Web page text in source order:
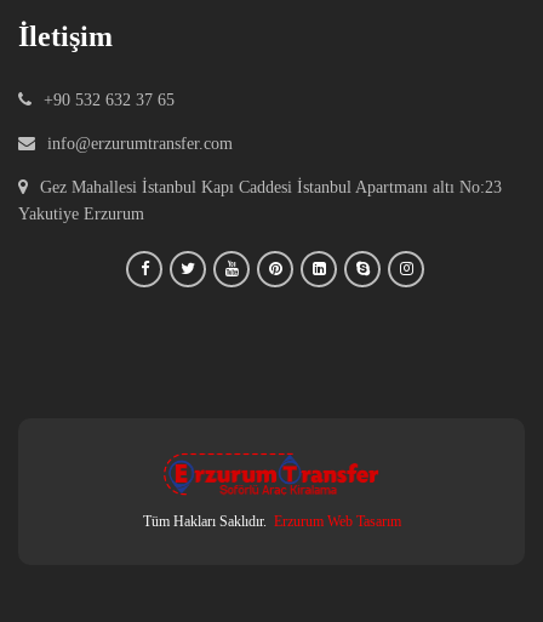
İletişim
+90 532 632 37 65
info@erzurumtransfer.com
Gez Mahallesi İstanbul Kapı Caddesi İstanbul Apartmanı altı No:23
Yakutiye Erzurum
Tüm Hakları Saklıdır. Erzurum Web Tasarım